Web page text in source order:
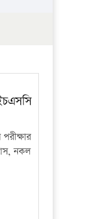
নকল